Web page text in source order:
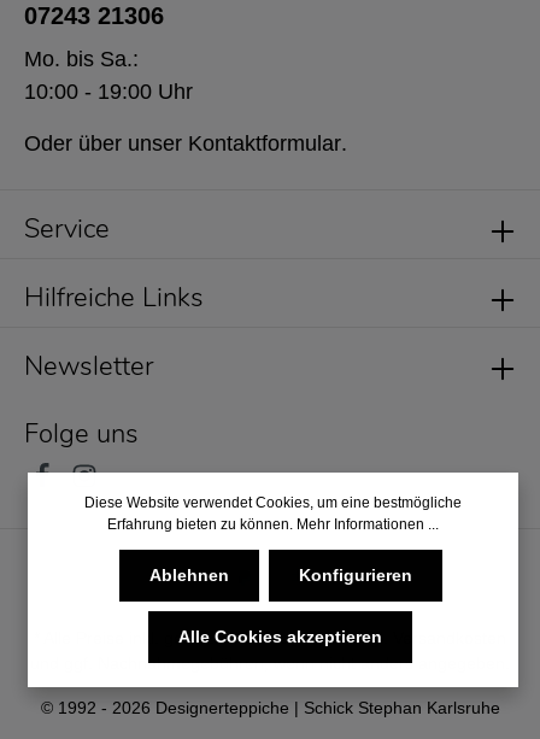
Service
Newsletter
Folge uns
07243 21306
Mo. bis Sa.:
10:00 - 19:00 Uhr
Oder über unser Kontaktformular.
Hilfreiche Links
© 1992 - 2026 Designerteppiche | Schick Stephan Karlsruhe
* Alle Preise inkl. gesetzl. Mehrwertsteuer zzgl.
und ggf. Nachnahmegebühren, wenn nicht anders angegeben.
Diese Website verwendet Cookies, um eine bestmögliche
Erfahrung bieten zu können. Mehr Informationen ...
Ablehnen Konfigurieren
Alle Cookies akzeptieren